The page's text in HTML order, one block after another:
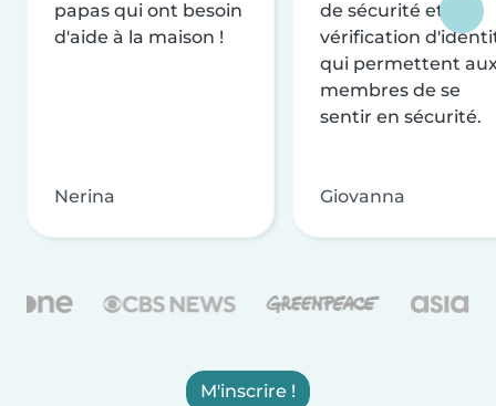
papas qui ont besoin
d'aide à la maison !
Nerina
de sécurité et de
vérification
qui permettent
membres de se
sentir en sécurité.
Giovanna
M'inscrire !